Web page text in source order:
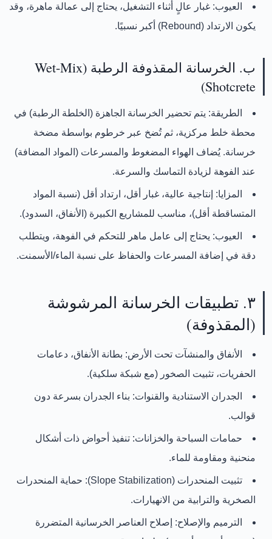
العيوب: غبار عالٍ أثناء التشغيل، يحتاج إلى عمالة ماهرة، وقد
يكون الارتداد (Rebound) أكبر نسبيًا.
ب. الخرسانة المقذوفة الرطبة (Wet-Mix
Shotcrete)
الطريقة: يتم تحضير الخرسانة الجاهزة (الخلطة الرطبة) في
محطة خلط مركزية، ثم تُضخ عبر خرطوم بواسطة مضخة
خرسانة. يُضاف الهواء المضغوط والمسرعات (المواد المضافة)
عند الفوهة لزيادة التماسك والسرعة.
المزايا: إنتاجية عالية، غبار أقل، ارتداد أقل (نسبة المواد
المتساقطة أقل)، مناسب للمشاريع الكبيرة (الأنفاق، السدود).
العيوب: يحتاج إلى عامل ماهر للتحكم في الفوهة، ويتطلب
دقة في إضافة المسرعات والحفاظ على نسبة الماء/الأسمنت.
٣. تطبيقات الخرسانة المرشوشة
(المقذوفة)
الأنفاق والمنشآت تحت الأرض: بطانة الأنفاق، دعامات
الحفريات، تثبيت الصخور (مع شبكة سلكية).
الجدران الاستنادية والقنوات: بناء الجدران بسرعة دون
قوالب.
حمامات السباحة والخزانات: تنفيذ أحواض ذات أشكال
منحنية ومقاومة للماء.
تثبيت المنحدرات (Slope Stabilization):
حماية المنحدرات
الصخرية والترابية من الانهيارات.
الترميم والإصلاح: إصلاح العناصر الخرسانية المتضررة